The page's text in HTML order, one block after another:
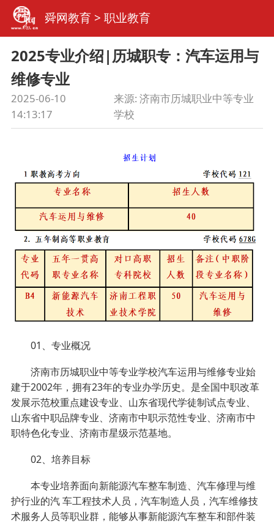
舜网教育 >职业教育
2025专业介绍|历城职专：汽车运用与
维修专业
2025-06-10
14:13:17
来源:济南市历城职业中等专业
学校
01、专业概况
济南市历城职业中等专业学校汽车运用与维修专业始
建于2002年，拥有23年的专业办学历史。是全国中职改革
发展示范校重点建设专业、山东省现代学徒制试点专业、
山东省中职品牌专业、济南市中职示范性专业、济南市中
职特色化专业、济南市星级示范基地。
02、培养目标
本专业培养面向新能源汽车整车制造、汽车修理与维
护行业的汽 车工程技术人员，汽车制造人员，汽车维修技
术服务人员等职业群，能够从事新能源汽车整车和部件装